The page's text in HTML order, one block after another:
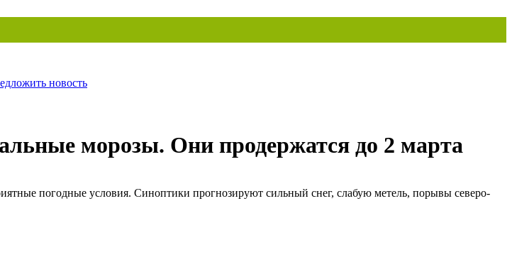
новость
морозы. Они продержатся до 2 марта
погодные условия. Синоптики прогнозируют сильный снег, слабую метель, порывы северо-